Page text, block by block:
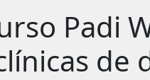
Padi
de